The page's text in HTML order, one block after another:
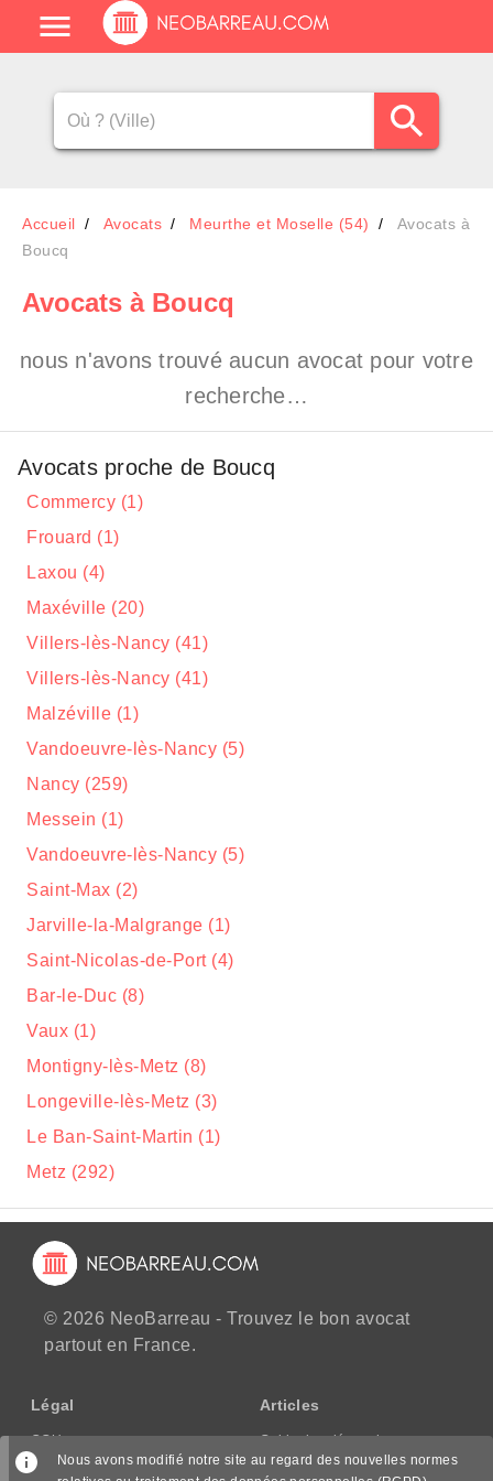
Accueil Avocats Meurthe et Moselle (54)
Avocats à
Boucq
Avocats à Boucq
nous n'avons trouvé aucun avocat pour votre
recherche…
Avocats proche de Boucq
Commercy (1)
Frouard (1)
Laxou (4)
Maxéville (20)
Villers-lès-Nancy (41)
Villers-lès-Nancy (41)
Malzéville (1)
Vandoeuvre-lès-Nancy (5)
Nancy (259)
Messein (1)
Vandoeuvre-lès-Nancy (5)
Saint-Max (2)
Jarville-la-Malgrange (1)
Saint-Nicolas-de-Port (4)
Bar-le-Duc (8)
Vaux (1)
Montigny-lès-Metz (8)
Longeville-lès-Metz (3)
Le Ban-Saint-Martin (1)
Metz (292)
© 2026 NeoBarreau - Trouvez le bon avocat
partout en France.
Légal
CGU
CGV/CPPS
Articles
Guide des démarches
Nous avons modifié notre site au regard des nouvelles normes